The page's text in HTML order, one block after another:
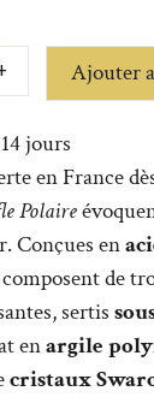
Ajouter
jours
en France
Polaire
Conçues en
composent de
sertis
enargile
cristaux